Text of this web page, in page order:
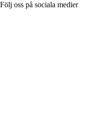
Följ oss på sociala medier